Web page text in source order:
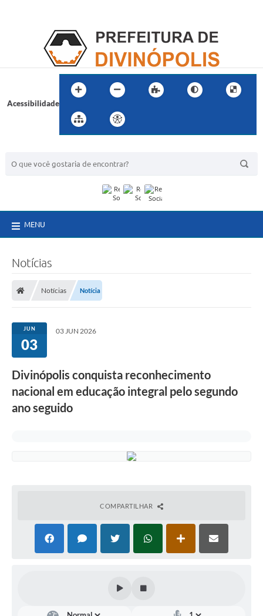
Acessibilidade
MENU
Notícias
Notícias Notícia
JUN
03
03 JUN 2026
Divinópolis conquista reconhecimento
nacional em educação integral pelo segundo
ano seguido
COMPARTILHAR